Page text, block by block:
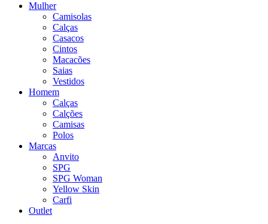
Mulher
Camisolas
Calças
Casacos
Cintos
Macacões
Saias
Vestidos
Homem
Calças
Calções
Camisas
Polos
Marcas
Anvito
SPG
SPG Woman
Yellow Skin
Carfi
Outlet